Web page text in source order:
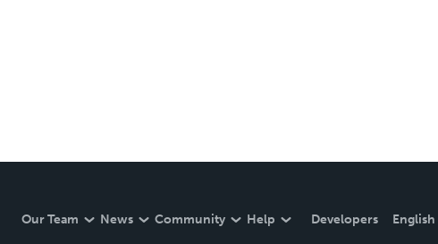
Our Team News Community Help Developers English